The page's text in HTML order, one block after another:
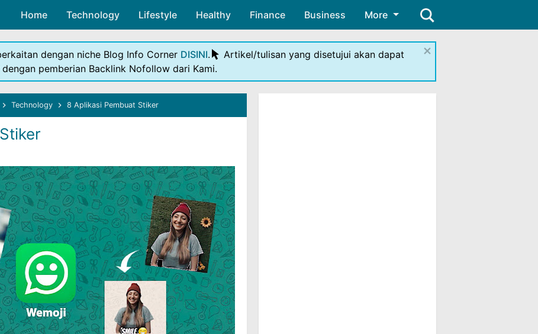
Skip to main content
Home Technology Lifestyle Healthy Finance Business More
dengan niche Blog Info Corner DISINI.
Artikel/tulisan yang disetujui akan dapat
pemberian Backlink Nofollow dari Kami.
×
Technology 8 Aplikasi Pembuat Stiker